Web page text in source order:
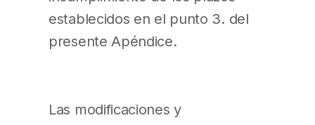
establecidos en el punto 3. del
presente Apéndice.
Las modificaciones y